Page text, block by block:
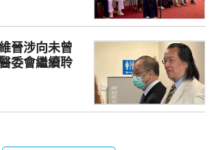
晉涉向未曾
委會繼續聆